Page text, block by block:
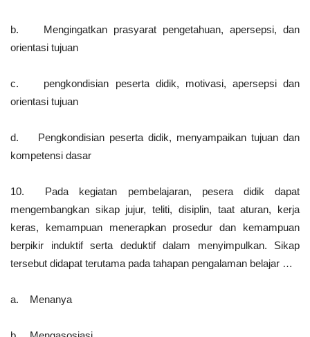
b. Mengingatkan prasyarat pengetahuan, apersepsi, dan
orientasi tujuan
c. pengkondisian peserta didik, motivasi, apersepsi dan
orientasi tujuan
d. Pengkondisian peserta didik, menyampaikan tujuan dan
kompetensi dasar
10. Pada kegiatan pembelajaran, pesera didik dapat
mengembangkan sikap jujur, teliti, disiplin, taat aturan, kerja
keras, kemampuan menerapkan prosedur dan kemampuan
berpikir induktif serta deduktif dalam menyimpulkan. Sikap
tersebut didapat terutama pada tahapan pengalaman belajar …
a. Menanya